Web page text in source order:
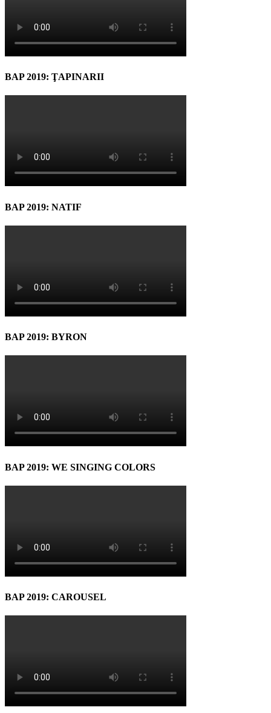
BAP 2019: ŢAPINARII
BAP 2019: NATIF
BAP 2019: BYRON
BAP 2019: WE SINGING COLORS
BAP 2019: CAROUSEL